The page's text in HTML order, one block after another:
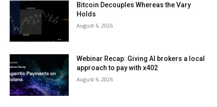
Bitcoin Decouples Whereas the Vary
Holds
August 6, 2026
Webinar Recap: Giving AI brokers a local
approach to pay with x402
August 6, 2026